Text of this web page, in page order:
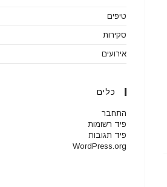
טיפים
סקירות
אירועים
כלים
התחבר
פיד רשומות
פיד תגובות
WordPress.org